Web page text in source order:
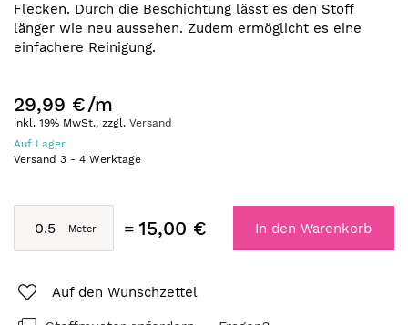
Flecken. Durch die Beschichtung lässt es den Stoff
länger wie neu aussehen. Zudem ermöglicht es eine
einfachere Reinigung.
29,99 €/m
inkl. 19% MwSt., zzgl. Versand
Auf Lager
Versand 3 - 4 Werktage
15,00 € In den Warenkorb
Auf den Wunschzettel